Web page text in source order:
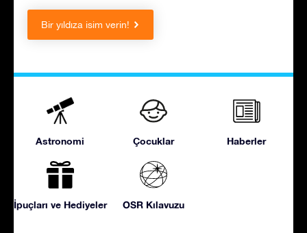
Bir yıldıza isim verin!
Astronomi Çocuklar Haberler
İpuçları ve Hediyeler OSR Kılavuzu